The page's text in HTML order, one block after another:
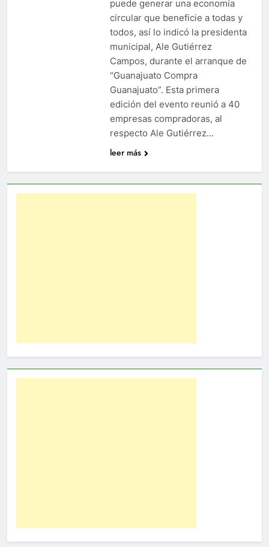
puede generar una economía
circular que beneficie a todas y
todos, así lo indicó la presidenta
municipal, Ale Gutiérrez
Campos, durante el arranque de
“Guanajuato Compra
Guanajuato”. Esta primera
edición del evento reunió a 40
empresas compradoras, al
respecto Ale Gutiérrez…
leer más